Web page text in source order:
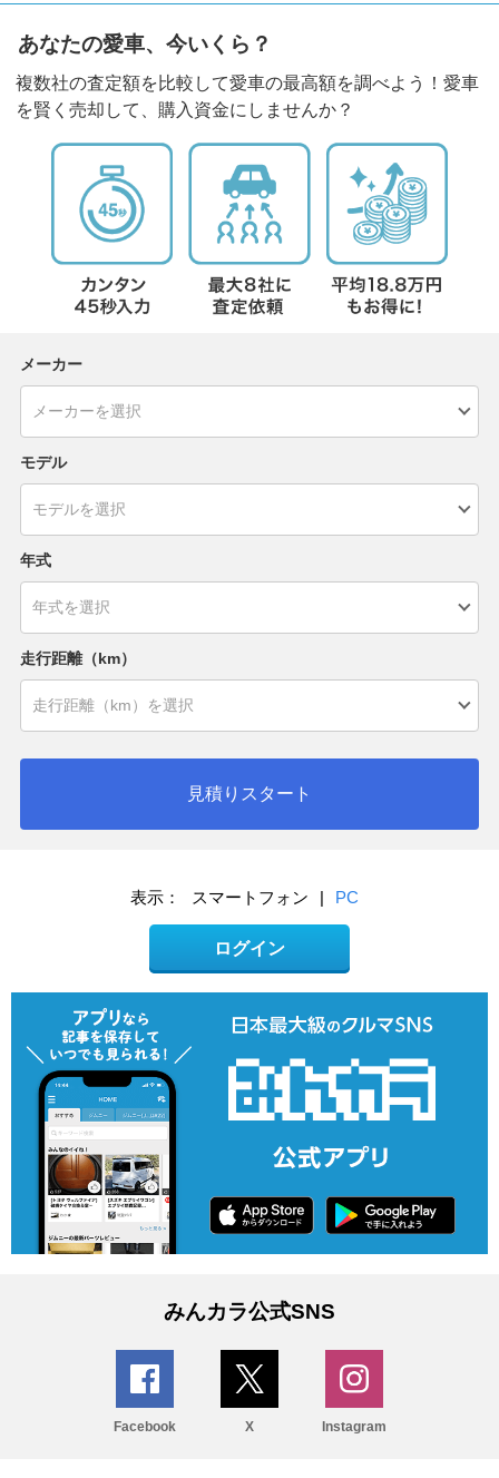
あなたの愛車、今いくら？
複数社の査定額を比較して愛車の最高額を調べよう！愛車
を賢く売却して、購入資金にしませんか？
メーカー
モデル
年式
走行距離（km）
見積りスタート
表示： スマートフォン | PC
ログイン
みんカラ公式SNS
Facebook X Instagram